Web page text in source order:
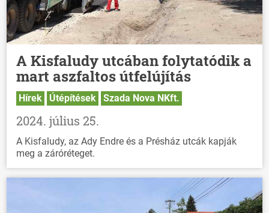
A Kisfaludy utcában folytatódik a
mart aszfaltos útfelújítás
Hírek Útépítések Szada Nova NKft.
2024. július 25.
A Kisfaludy, az Ady Endre és a Présház utcák kapják
meg a záróréteget.